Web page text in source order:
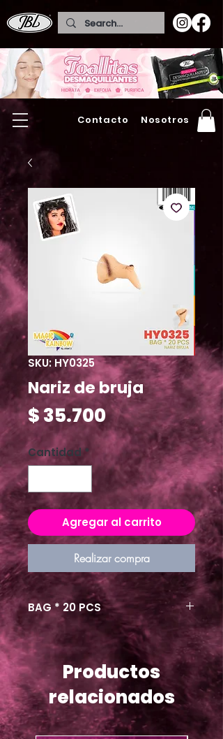
Contacto Nosotros
SKU: HY0325
Nariz de bruja
$ 35.700Precio
Cantidad *
Agregar al carrito
Realizar compra
BAG * 20 PCS
Productos
relacionados